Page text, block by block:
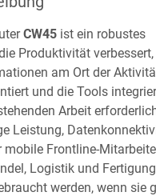
CW45 ist ein robustes
Produktivität
am Ort der
und die Tools
Arbeit
Leistung,
Frontline-
Logistik und
werden, wenn sie